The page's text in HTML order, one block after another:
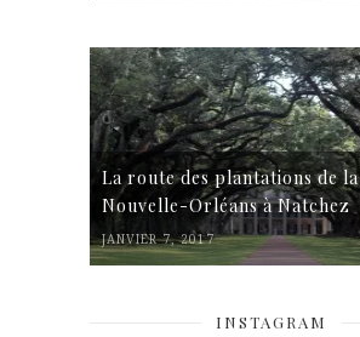
La route des plantations de la
Nouvelle-Orléans à Natchez
JANVIER 7, 2017
INSTAGRAM